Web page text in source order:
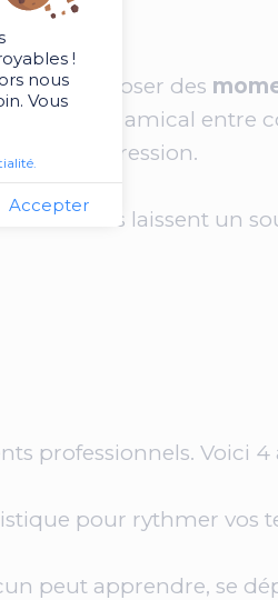
!
nous
Vous
Accepter
aussi proposer des
battle amical entre
et sans pression.
surtout : ils laissent un
professionnels. Voici 4
pour rythmer vos
peut apprendre, se